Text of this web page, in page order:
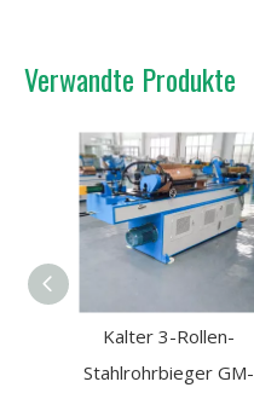
Verwandte Produkte
Kalter 3-Rollen-
Stahlrohrbieger GM-